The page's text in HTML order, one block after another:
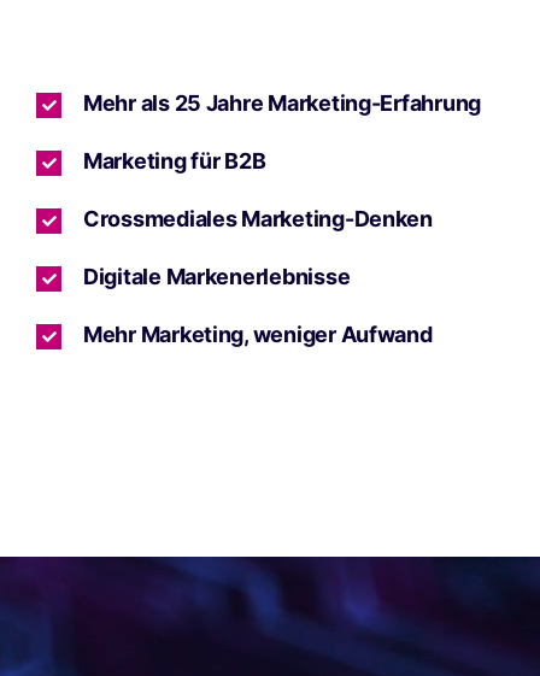
Mehr als 25 Jahre Marketing-Erfahrung
Marketing für B2B
Crossmediales Marketing-Denken
Digitale Markenerlebnisse
Mehr Marketing, weniger Aufwand